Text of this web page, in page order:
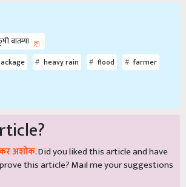
बातम्या
heavy rain flood
farmer
अशोक. Did you liked this article and have
this article?Mailme your suggestions